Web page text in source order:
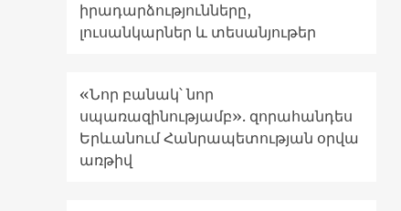
իրադարձությունները,
լուսանկարներ և տեսանյութեր
«Նոր բանակ՝ նոր
սպառազինությամբ». զորահանդես
Երևանում Հանրապետության օրվա
առթիվ